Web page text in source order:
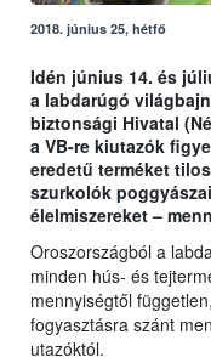
2018. június 25, hétfő
Idén június 14. és
a labdarúgó
biztonsági Hivatal
a VB-re kiutazók
eredetű terméket
szurkolók
élelmiszereket –
Oroszországból a
minden hús- és
mennyiségtől
fogyasztásra szánt
utazóktól.